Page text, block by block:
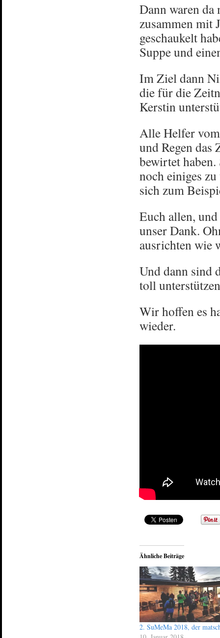
Dann waren
zusammen mit
geschaukelt
Suppe und
Im Ziel dann
die für die
Kerstin
Alle Helfer
und Regen das
bewirtet
noch einiges
sich zum
Euch allen,
unser Dank.
ausrichten wie
Und dann sind
toll
Wir hoffen es
wieder.
Ähnliche Beiträge
2. SuMeMa 2018, der